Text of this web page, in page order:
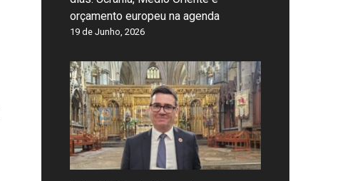
orçamento europeu na agenda
19 de Junho, 2026